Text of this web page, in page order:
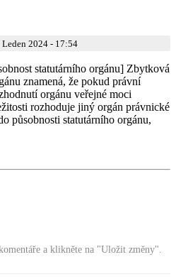
2024 - 17:54
statutárního orgánu] Zbytková
znamená, že pokud právní
orgánu veřejné moci
rozhoduje jiný orgán právnické
působnosti statutárního orgánu,
a klikněte na "Uložit změny".